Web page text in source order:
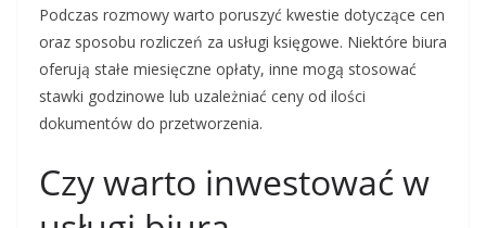
Podczas rozmowy warto poruszyć kwestie dotyczące cen
oraz sposobu rozliczeń za usługi księgowe. Niektóre biura
oferują stałe miesięczne opłaty, inne mogą stosować
stawki godzinowe lub uzależniać ceny od ilości
dokumentów do przetworzenia.
Czy warto inwestować w